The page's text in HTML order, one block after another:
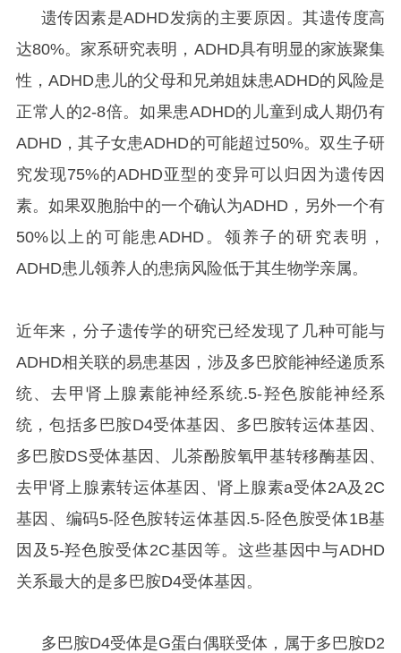
遗传因素是ADHD发病的主要原因。其遗传度高
达80%。家系研究表明，ADHD具有明显的家族聚集
性，ADHD患儿的父母和兄弟姐妹患ADHD的风险是
正常人的2-8倍。如果患ADHD的儿童到成人期仍有
ADHD，其子女患ADHD的可能超过50%。双生子研
究发现75%的ADHD亚型的变异可以归因为遗传因
素。如果双胞胎中的一个确认为ADHD，另外一个有
50%以上的可能患ADHD。领养子的研究表明，
ADHD患儿领养人的患病风险低于其生物学亲属。
近年来，分子遗传学的研究已经发现了几种可能与
ADHD相关联的易患基因，涉及多巴胶能神经递质系
统、去甲肾上腺素能神经系统.5-羟色胺能神经系
统，包括多巴胺D4受体基因、多巴胺转运体基因、
多巴胺DS受体基因、儿茶酚胺氧甲基转移酶基因、
去甲肾上腺素转运体基因、肾上腺素a受体2A及2C
基因、编码5-陉色胺转运体基因.5-陉色胺受体1B基
因及5-羟色胺受体2C基因等。这些基因中与ADHD
关系最大的是多巴胺D4受体基因。
多巴胺D4受体是G蛋白偶联受体，属于多巴胺D2